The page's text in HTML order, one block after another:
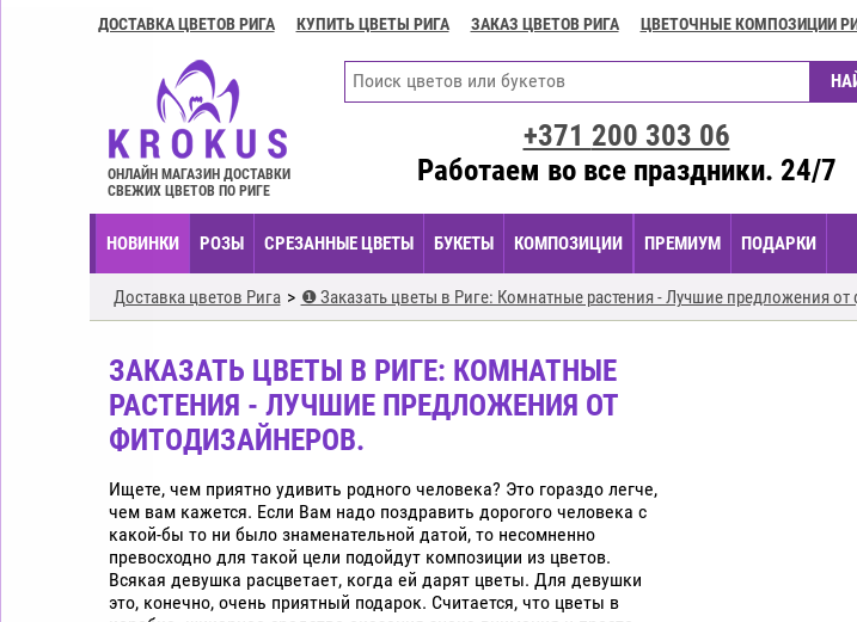
Доставка
Цветочные
доставка
ДОСТАВКА ЦВЕТОВ РИГА КУПИТЬ ЦВЕТЫ РИГА ЗАКАЗ ЦВЕТОВ РИГА ЦВЕТОЧНЫЕ КОМПОЗИЦИИ
ОНЛАЙН МАГАЗИН ДОСТАВКИ
СВЕЖИХ ЦВЕТОВ ПО РИГЕ
+371 200 303 06
Работаем во все праздники. 24/7
НОВИНКИ РОЗЫ СРЕЗАННЫЕ ЦВЕТЫ БУКЕТЫ КОМПОЗИЦИИ ПРЕМИУМ ПОДАРКИ
Доставка цветов Рига ❶ Заказать цветы в Риге: Комнатные растения - Лучшие предложения от
ЗАКАЗАТЬ ЦВЕТЫ В РИГЕ: КОМНАТНЫЕ
РАСТЕНИЯ - ЛУЧШИЕ ПРЕДЛОЖЕНИЯ ОТ
ФИТОДИЗАЙНЕРОВ.
Ищете, чем приятно удивить родного человека? Это гораздо легче,
чем вам кажется. Если Вам надо поздравить дорогого человека с
какой-бы то ни было знаменательной датой, то несомненно
превосходно для такой цели подойдут композиции из цветов.
Всякая девушка расцветает, когда ей дарят цветы. Для девушки
это, конечно, очень приятный подарок. Считается, что цветы в